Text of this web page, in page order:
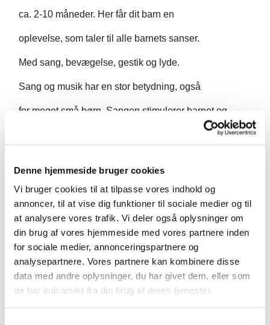
Denne hjemmeside bruger cookies
Vi bruger cookies til at tilpasse vores indhold og
annoncer, til at vise dig funktioner til sociale medier og til
at analysere vores trafik. Vi deler også oplysninger om
din brug af vores hjemmeside med vores partnere inden
for sociale medier, annonceringspartnere og
analysepartnere. Vores partnere kan kombinere disse
data med andre oplysninger, du har givet dem, eller som
de har indsamlet fra din brug af deres tjenester.
ca. 2-10 måneder. Her får dit barn en
oplevelse, som taler til alle barnets sanser.
Med sang, bevægelse, gestik og lyde.
Sang og musik har en stor betydning, også
for meget små børn. Sangen stimulerer barnet og
samværet og hjælper til at fremme barnets
koncentrations- og indlæringsevne.
Undervisningen varetages af Svafa Thorhallsdottir.
Bagefter er der tid til kaffe, te og snak.